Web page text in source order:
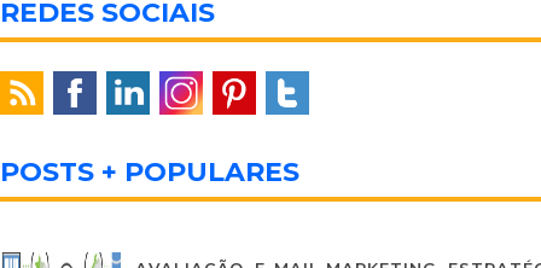
REDES SOCIAIS
POSTS + POPULARES